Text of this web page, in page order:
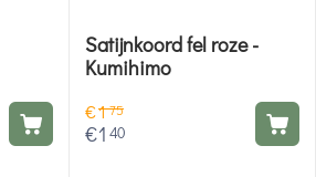
Satijnkoord fel roze -
Kumihimo
€175
€1 40